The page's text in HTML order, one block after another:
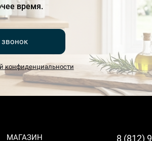
время.
звонок
конфиденциальности
МАГАЗИН 8 (812)